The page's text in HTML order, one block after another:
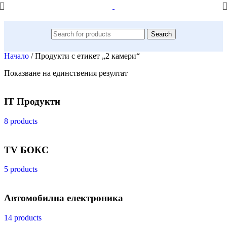
Search
Начало / Продукти с етикет „2 камери“
Показване на единствения резултат
IT Продукти
8 products
TV БОКС
5 products
Автомобилна електроника
14 products